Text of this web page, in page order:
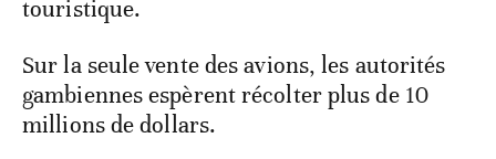
touristique.
Sur la seule vente des avions, les autorités
gambiennes espèrent récolter plus de 10
millions de dollars.